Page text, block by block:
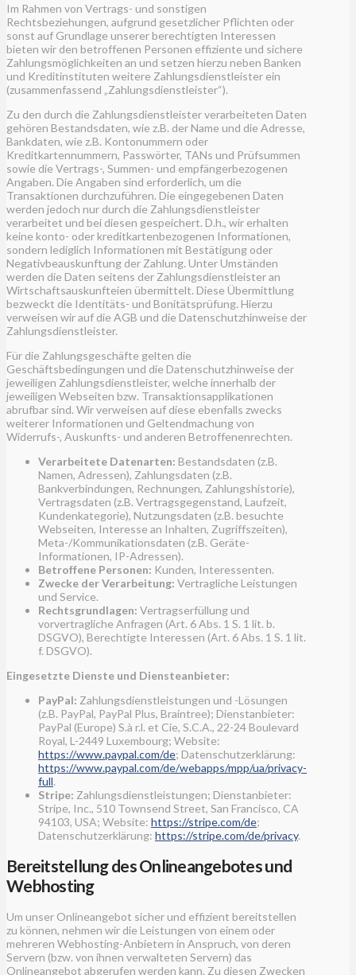
Im Rahmen von Vertrags- und sonstigen
Rechtsbeziehungen, aufgrund gesetzlicher Pflichten oder
sonst auf Grundlage unserer berechtigten Interessen
bieten wir den betroffenen Personen effiziente und sichere
Zahlungsmöglichkeiten an und setzen hierzu neben Banken
und Kreditinstituten weitere Zahlungsdienstleister ein
(zusammenfassend „Zahlungsdienstleister“).
Zu den durch die Zahlungsdienstleister verarbeiteten Daten
gehören Bestandsdaten, wie z.B. der Name und die Adresse,
Bankdaten, wie z.B. Kontonummern oder
Kreditkartennummern, Passwörter, TANs und Prüfsummen
sowie die Vertrags-, Summen- und empfängerbezogenen
Angaben. Die Angaben sind erforderlich, um die
Transaktionen durchzuführen. Die eingegebenen Daten
werden jedoch nur durch die Zahlungsdienstleister
verarbeitet und bei diesen gespeichert. D.h., wir erhalten
keine konto- oder kreditkartenbezogenen Informationen,
sondern lediglich Informationen mit Bestätigung oder
Negativbeauskunftung der Zahlung. Unter Umständen
werden die Daten seitens der Zahlungsdienstleister an
Wirtschaftsauskunfteien übermittelt. Diese Übermittlung
bezweckt die Identitäts- und Bonitätsprüfung. Hierzu
verweisen wir auf die AGB und die Datenschutzhinweise der
Zahlungsdienstleister.
Für die Zahlungsgeschäfte gelten die
Geschäftsbedingungen und die Datenschutzhinweise der
jeweiligen Zahlungsdienstleister, welche innerhalb der
jeweiligen Webseiten bzw. Transaktionsapplikationen
abrufbar sind. Wir verweisen auf diese ebenfalls zwecks
weiterer Informationen und Geltendmachung von
Widerrufs-, Auskunfts- und anderen Betroffenenrechten.
Verarbeitete Datenarten: Bestandsdaten (z.B.
Namen, Adressen), Zahlungsdaten (z.B.
Bankverbindungen, Rechnungen, Zahlungshistorie),
Vertragsdaten (z.B. Vertragsgegenstand, Laufzeit,
Kundenkategorie), Nutzungsdaten (z.B. besuchte
Webseiten, Interesse an Inhalten, Zugriffszeiten),
Meta-/Kommunikationsdaten (z.B. Geräte-
Informationen, IP-Adressen).
Betroffene Personen: Kunden, Interessenten.
Zwecke der Verarbeitung: Vertragliche Leistungen
und Service.
Rechtsgrundlagen: Vertragserfüllung und
vorvertragliche Anfragen (Art. 6 Abs. 1 S. 1 lit. b.
DSGVO), Berechtigte Interessen (Art. 6 Abs. 1 S. 1 lit.
f. DSGVO).
Eingesetzte Dienste und Diensteanbieter:
PayPal: Zahlungsdienstleistungen und -Lösungen
(z.B. PayPal, PayPal Plus, Braintree); Dienstanbieter:
PayPal (Europe) S.à r.l. et Cie, S.C.A., 22-24 Boulevard
Royal, L-2449 Luxembourg; Website:
https://www.paypal.com/de; Datenschutzerklärung:
https://www.paypal.com/de/webapps/mpp/ua/privacy-
full.
Stripe: Zahlungsdienstleistungen; Dienstanbieter:
Stripe, Inc., 510 Townsend Street, San Francisco, CA
94103, USA; Website: https://stripe.com/de;
Datenschutzerklärung: https://stripe.com/de/privacy.
Bereitstellung des Onlineangebotes und
Webhosting
Um unser Onlineangebot sicher und effizient bereitstellen
zu können, nehmen wir die Leistungen von einem oder
mehreren Webhosting-Anbietern in Anspruch, von deren
Servern (bzw. von ihnen verwalteten Servern) das
Onlineangebot abgerufen werden kann. Zu diesen Zwecken